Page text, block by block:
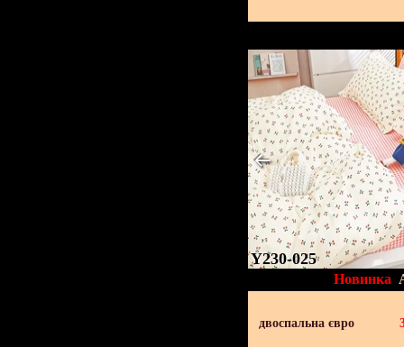
Y230-025
Новинка
двоспальна євро